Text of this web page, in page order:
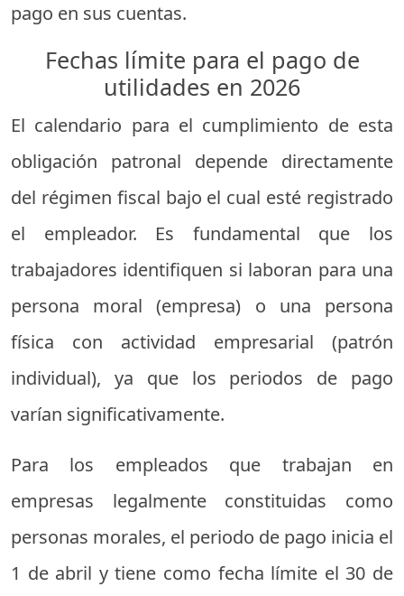
pago en sus cuentas.
Fechas límite para el pago de
utilidades en 2026
El calendario para el cumplimiento de esta
obligación patronal depende directamente
del régimen fiscal bajo el cual esté registrado
el empleador. Es fundamental que los
trabajadores identifiquen si laboran para una
persona moral (empresa) o una persona
física con actividad empresarial (patrón
individual), ya que los periodos de pago
varían significativamente.
Para los empleados que trabajan en
empresas legalmente constituidas como
personas morales, el periodo de pago inicia el
1 de abril y tiene como fecha límite el 30 de